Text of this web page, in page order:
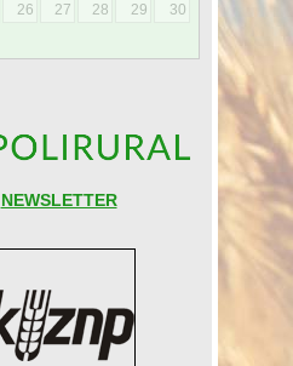
26 27 28 29
30
NEWSLETTER